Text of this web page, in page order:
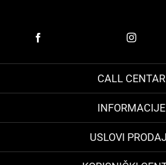
CALL CENTAR
INFORMACIJE
USLOVI